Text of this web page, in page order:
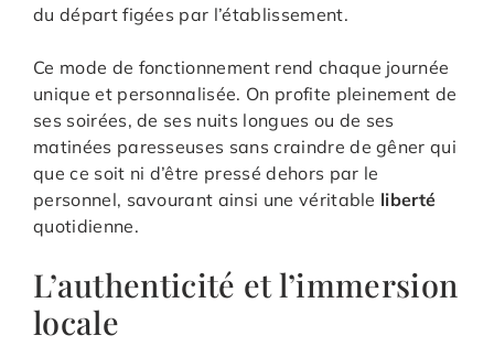
du départ figées par l’établissement.
Ce mode de fonctionnement rend chaque journée
unique et personnalisée. On profite pleinement de
ses soirées, de ses nuits longues ou de ses
matinées paresseuses sans craindre de gêner qui
que ce soit ni d’être pressé dehors par le
personnel, savourant ainsi une véritable liberté
quotidienne.
L’authenticité et l’immersion
locale